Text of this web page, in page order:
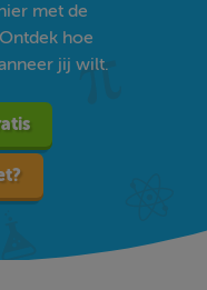
met de
hoe
jij wilt.